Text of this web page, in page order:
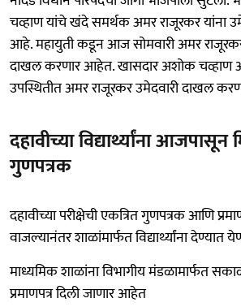
चव्हाण यांचे खंदे समर्थक अमर राजूरकर यांना
आहे. महायुती कडून आज सोमवारी अमर
दाखल करणार आहेत. खासदार अशोक चव्हाण
उपस्थितीत अमर राजूरकर उमेदवारी दाखल
दहावीच्या विद्यार्थ्यांना
गुणपत्रक
दहावीच्या परीक्षेची एकत्रित गुणपत्रक आणि
वाजल्यानंतर शाळांमार्फत विद्यार्थ्यांना देण्यात
माध्यमिक शाळांना विभागीय मंडळामार्फत
प्रमाणपत्र दिली जाणार आहेत